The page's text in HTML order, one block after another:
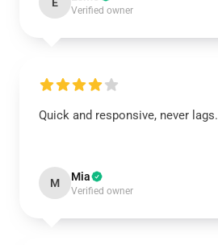
Verified owner
Quick and responsive, never lags.
M Mia
Verified owner